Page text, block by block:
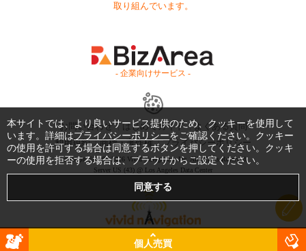
取り組んでいます。
- 企業向けサービス -
お問い合わせ はじめてガイド
よくある質問
利用規約
商標・著作権 プライバシーポリシー
Copyright © 1999-2026 Vivid Navigation, Inc. All Rights Reserved.
Server US (43) @ Los Angeles Data Center
個人売買
本サイトでは、より良いサービス提供のため、クッキーを使用して
います。詳細はプライバシーポリシーをご確認ください。クッキー
の使用を許可する場合は同意するボタンを押してください。クッキ
ーの使用を拒否する場合は、ブラウザからご設定ください。